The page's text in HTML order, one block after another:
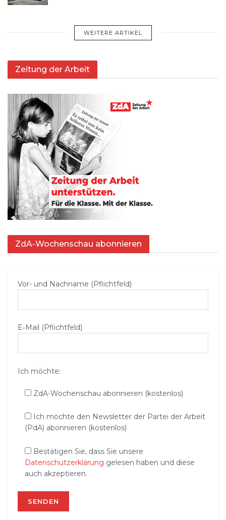
WEITERE ARTIKEL
Zeitung der Arbeit
ZdA-Wochenschau abonnieren
Vor- und Nachname (Pflichtfeld)
E‑Mail (Pflichtfeld)
Ich möchte:
ZdA-Wochenschau abonnieren (kostenlos)
Ich möchte den Newsletter der Partei der Arbeit
(PdA) abonnieren (kostenlos)
Bestätigen Sie, dass Sie unsere
Datenschutzerklärung gelesen haben und diese
auch akzeptieren.